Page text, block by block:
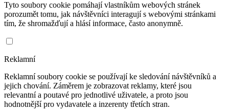
Tyto soubory cookie pomáhají vlastníkům webových stránek
porozumět tomu, jak návštěvníci interagují s webovými stránkami
tím, že shromažďují a hlásí informace, často anonymně.
Reklamní
Reklamní soubory cookie se používají ke sledování návštěvníků a
jejich chování. Záměrem je zobrazovat reklamy, které jsou
relevantní a poutavé pro jednotlivé uživatele, a proto jsou
hodnotnější pro vydavatele a inzerenty třetích stran.